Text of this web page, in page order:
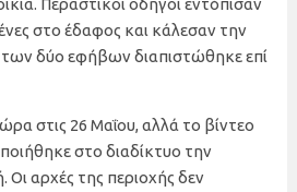
στο έδαφος και κάλεσαν την
δύο εφήβων διαπιστώθηκε επί
στις 26 Μαΐου, αλλά το βίντεο
στο διαδίκτυο την
αρχές της περιοχής δεν